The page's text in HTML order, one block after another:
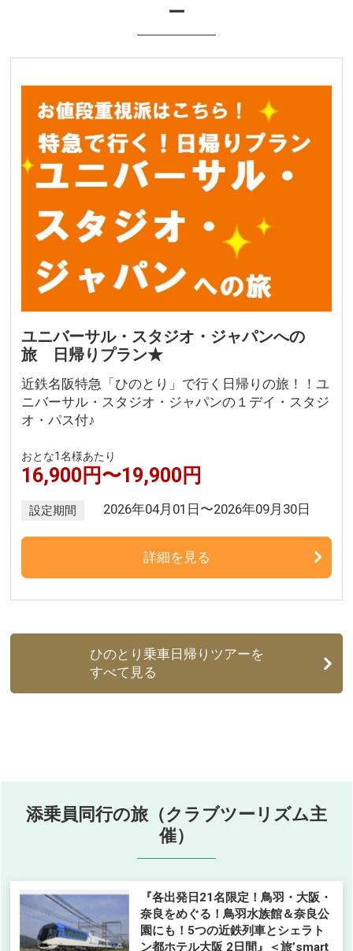
ー
ユニバーサル・スタジオ・ジャパンへの
旅 日帰りプラン★
近鉄名阪特急「ひのとり」で行く日帰りの旅！！ユ
ニバーサル・スタジオ・ジャパンの１デイ・スタジ
オ・パス付♪
おとな1名様あたり
16,900円〜19,900円
設定期間 2026年04月01日〜2026年09月30日
詳細を見る
ひのとり乗車日帰りツアーを
すべて見る
添乗員同行の旅（クラブツーリズム主
催）
『各出発日21名限定！鳥羽・大阪・
奈良をめぐる！鳥羽水族館＆奈良公
園にも！5つの近鉄列車とシェラト
ン都ホテル大阪 2日間』＜旅’smart